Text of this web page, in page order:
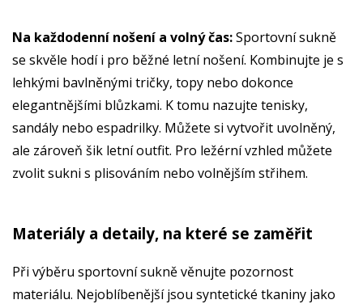
Na každodenní nošení a volný čas:Sportovní sukně
se skvěle hodí i pro běžné letní nošení. Kombinujte je s
lehkými bavlněnými tričky, topy nebo dokonce
elegantnějšími blůzkami. K tomu nazujte tenisky,
sandály nebo espadrilky. Můžete si vytvořit uvolněný,
ale zároveň šik letní outfit. Pro ležérní vzhled můžete
zvolit sukni s plisováním nebo volnějším střihem.
Materiály a detaily, na které se zaměřit
Při výběru sportovní sukně věnujte pozornost
materiálu. Nejoblíbenější jsou syntetické tkaniny jako